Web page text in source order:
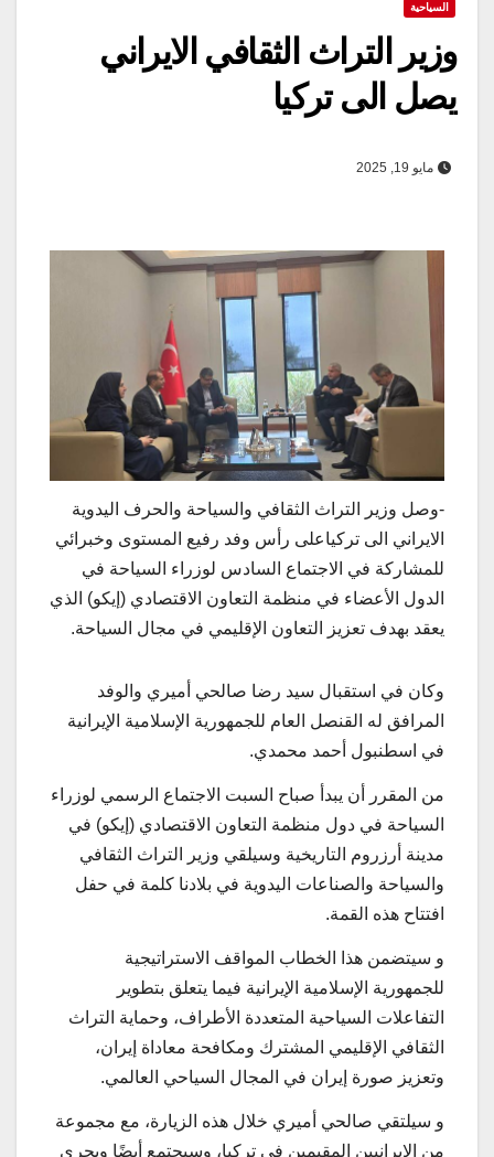
السياحية
وزير التراث الثقافي الايراني
يصل الى ترکیا
مايو 19, 2025
-وصل وزير التراث الثقافي والسياحة والحرف اليدوية
الايراني الی ترکیاعلى رأس وفد رفيع المستوى وخبرائي
للمشاركة في الاجتماع السادس لوزراء السياحة في
الدول الأعضاء في منظمة التعاون الاقتصادي (إيكو) الذي
يعقد بهدف تعزيز التعاون الإقليمي في مجال السياحة.
وكان في استقبال سيد رضا صالحي أميري والوفد
المرافق له القنصل العام للجمهورية الإسلامية الإيرانية
في اسطنبول أحمد محمدي.
من المقرر أن يبدأ صباح السبت الاجتماع الرسمي لوزراء
السياحة في دول منظمة التعاون الاقتصادي (إيكو) في
مدينة أرزروم التاريخية وسيلقي وزير التراث الثقافي
والسياحة والصناعات اليدوية في بلادنا كلمة في حفل
افتتاح هذه القمة.
و سيتضمن هذا الخطاب المواقف الاستراتيجية
للجمهورية الإسلامية الإيرانية فيما يتعلق بتطوير
التفاعلات السياحية المتعددة الأطراف، وحماية التراث
الثقافي الإقليمي المشترك ومكافحة معاداة إيران،
وتعزيز صورة إيران في المجال السياحي العالمي.
و سيلتقي صالحي أميري خلال هذه الزیارة، مع مجموعة
من الإيرانيين المقيمين في تركيا، وسيجتمع أيضًا ويجري